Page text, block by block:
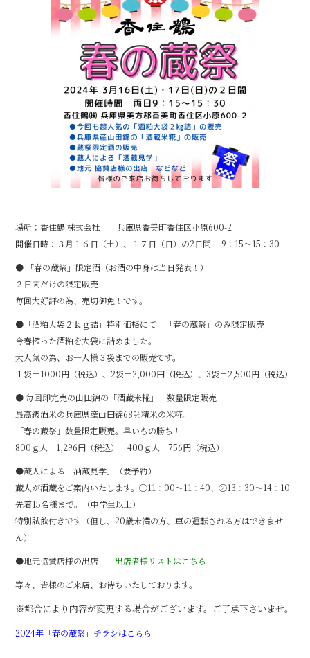
b
o
場所：香住鶴 株式会社 兵庫県香美町香住区小原600-2
開催日時：３月１６日（土）、１７日（日）の2日間 9：15～15：30
● 「春の蔵祭」限定酒（お酒の中身は当日発表！）
２日間だけの限定販売！
毎回大好評の為、売切御免！です。
●「酒粕大袋２ｋｇ詰」特別価格にて 「春の蔵祭」のみ限定販売
今春搾った酒粕を大袋に詰めました。
大人気の為、お一人様３袋までの販売です。
１袋＝1000円（税込）、2袋＝2,000円（税込）、3袋＝2,500円（税込）
● 毎回即完売の山田錦の「酒蔵米糀」 数量限定販売
最高級酒米の兵庫県産山田錦68％精米の米糀。
「春の蔵祭」数量限定販売。早いもの勝ち！
800ｇ入 1,296円（税込） 400ｇ入 756円（税込）
●蔵人による「酒蔵見学」（要予約）
蔵人が酒蔵をご案内いたします。①11：00～11：40、②13：30～14：10
先着15名様まで。（中学生以上）
特別試飲付きです（但し、20歳未満の方、車の運転される方はできませ
ん）
●地元協賛店様の出店 出店者様リストはこちら
等々、皆様のご来店、お待ちいたしております。
※都合により内容が変更する場合がございます。ご了承下さいませ。
2024年「春の蔵祭」チラシはこちら